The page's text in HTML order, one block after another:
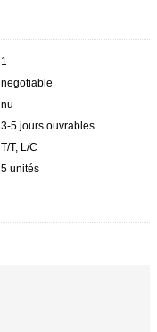
1
negotiable
nu
3-5 jours ouvrables
T/T, L/C
5 unités